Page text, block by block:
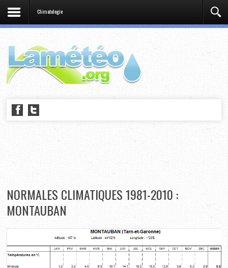
Climatologie
NORMALES CLIMATIQUES 1981-2010 :
MONTAUBAN